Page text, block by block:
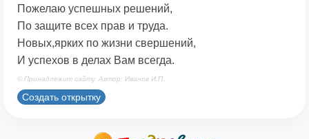
Пожелаю успешных решений,
По защите всех прав и труда.
Новых,ярких по жизни свершений,
И успехов в делах Вам всегда.
© Принадлежит сайту. Автор: Иванов И.П.
Создать открытку